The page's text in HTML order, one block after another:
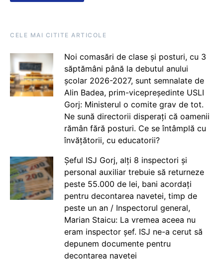
CELE MAI CITITE ARTICOLE
Noi comasări de clase și posturi, cu 3
săptămâni până la debutul anului
școlar 2026-2027, sunt semnalate de
Alin Badea, prim-vicepreședinte USLI
Gorj: Ministerul o comite grav de tot.
Ne sună directorii disperați că oamenii
rămân fără posturi. Ce se întâmplă cu
învățătorii, cu educatorii?
Șeful ISJ Gorj, alți 8 inspectori și
personal auxiliar trebuie să returneze
peste 55.000 de lei, bani acordați
pentru decontarea navetei, timp de
peste un an / Inspectorul general,
Marian Staicu: La vremea aceea nu
eram inspector șef. ISJ ne-a cerut să
depunem documente pentru
decontarea navetei